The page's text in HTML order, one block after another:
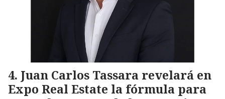
Juan Carlos Tassara revelará en
Expo Real Estate la fórmula para